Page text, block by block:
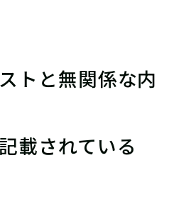
トと無関係な内
載されている